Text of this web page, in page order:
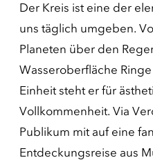
Der Kreis ist eine der
uns täglich umgeben.
Planeten über den
Wasseroberfläche
Einheit steht er für
Vollkommenheit. Via
Publikum mit auf eine
Entdeckungsreise aus